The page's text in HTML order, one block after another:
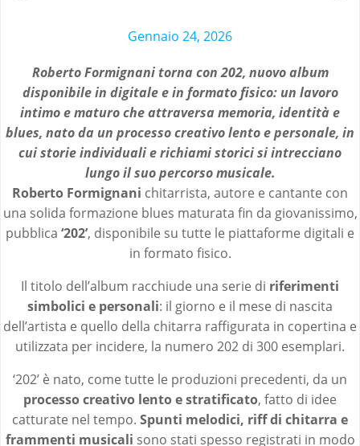
Gennaio 24, 2026
Roberto Formignani torna con 202, nuovo album
disponibile in digitale e in formato fisico: un lavoro
intimo e maturo che attraversa memoria, identità e
blues, nato da un processo creativo lento e personale, in
cui storie individuali e richiami storici si intrecciano
lungo il suo percorso musicale.
Roberto Formignani chitarrista, autore e cantante con
una solida formazione blues maturata fin da giovanissimo,
pubblica ‘202’, disponibile su tutte le piattaforme digitali e
in formato fisico.
Il titolo dell’album racchiude una serie di riferimenti
simbolici e personali: il giorno e il mese di nascita
dell’artista e quello della chitarra raffigurata in copertina e
utilizzata per incidere, la numero 202 di 300 esemplari.
‘202’ è nato, come tutte le produzioni precedenti, da un
processo creativo lento e stratificato, fatto di idee
catturate nel tempo. Spunti melodici, riff di chitarra e
frammenti musicali sono stati spesso registrati in modo